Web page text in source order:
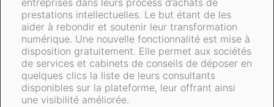
entreprises dans leurs process d’achats de
prestations intellectuelles. Le but étant de les
aider à rebondir et soutenir leur transformation
numérique. Une nouvelle fonctionnalité est mise à
disposition gratuitement. Elle permet aux sociétés
de services et cabinets de conseils de déposer en
quelques clics la liste de leurs consultants
disponibles sur la plateforme, leur offrant ainsi
une visibilité améliorée.